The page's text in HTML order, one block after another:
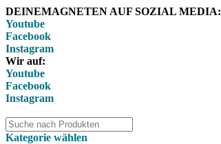
DEINEMAGNETEN AUF SOZIAL MEDIA:
Youtube
Facebook
Instagram
Wir auf:
Youtube
Facebook
Instagram
Kategorie wählen